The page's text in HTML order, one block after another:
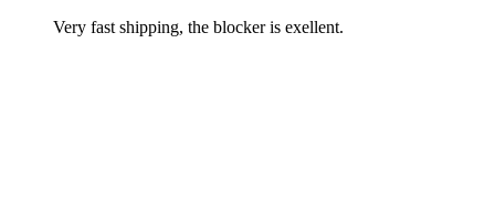
Very fast shipping, the blocker is exellent.